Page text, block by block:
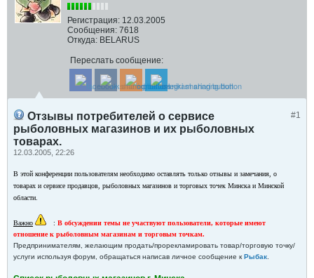
Регистрация: 12.03.2005
Сообщения: 7618
Откуда: BELARUS
Переслать сообщение:
#1
Отзывы потребителей о сервисе
рыболовных магазинов и их рыболовных
товарах.
12.03.2005, 22:26
В этой конференции пользователям необходимо оставлять только отзывы и замечания, о
товарах и сервисе продавцов, рыболовных магазинов и торговых точек Минска и Минской
области.
Важно : В обсуждении темы не участвуют пользователи, которые имеют
отношение к рыболовным магазинам и торговым точкам.
Предпринимателям, желающим продать/прорекламировать товар/торговую точку/
услуги используя форум, обращаться написав личное сообщение к Рыбак